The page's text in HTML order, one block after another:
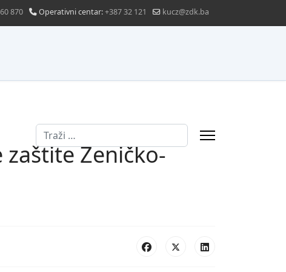
870 Operativni centar:+387 32 121 kucz@zdk.ba
Traži
Zeničko-